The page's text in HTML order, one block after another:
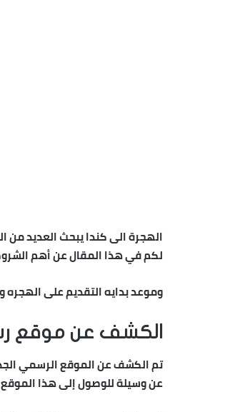
الهجرة الى كندا يبحث العديد
لكم في هذا المقال عن أهم
وموعد بدايه التقديم على الهجره
الكشف عن موقع
تم الكشف عن الموقع الرسمي
عن وسيلة للوصول إلى هذا